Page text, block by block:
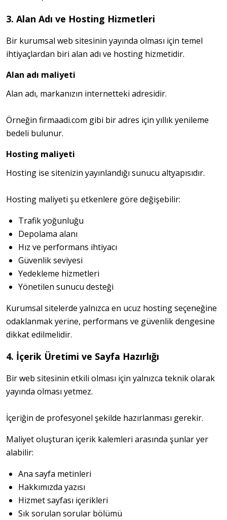
3. Alan Adı ve Hosting Hizmetleri
Bir kurumsal web sitesinin yayında olması için temel
ihtiyaçlardan biri alan adı ve hosting hizmetidir.
Alan adı maliyeti
Alan adı, markanızın internetteki adresidir.
Örneğin firmaadi.com gibi bir adres için yıllık yenileme
bedeli bulunur.
Hosting maliyeti
Hosting ise sitenizin yayınlandığı sunucu altyapısıdır.
Hosting maliyeti şu etkenlere göre değişebilir:
Trafik yoğunluğu
Depolama alanı
Hız ve performans ihtiyacı
Güvenlik seviyesi
Yedekleme hizmetleri
Yönetilen sunucu desteği
Kurumsal sitelerde yalnızca en ucuz hosting seçeneğine
odaklanmak yerine, performans ve güvenlik dengesine
dikkat edilmelidir.
4. İçerik Üretimi ve Sayfa Hazırlığı
Bir web sitesinin etkili olması için yalnızca teknik olarak
yayında olması yetmez.
İçeriğin de profesyonel şekilde hazırlanması gerekir.
Maliyet oluşturan içerik kalemleri arasında şunlar yer
alabilir:
Ana sayfa metinleri
Hakkımızda yazısı
Hizmet sayfası içerikleri
Sık sorulan sorular bölümü